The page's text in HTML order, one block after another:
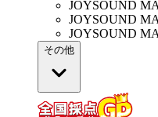
JOYSOUND
JOYSOUND
JOYSOUND
その他